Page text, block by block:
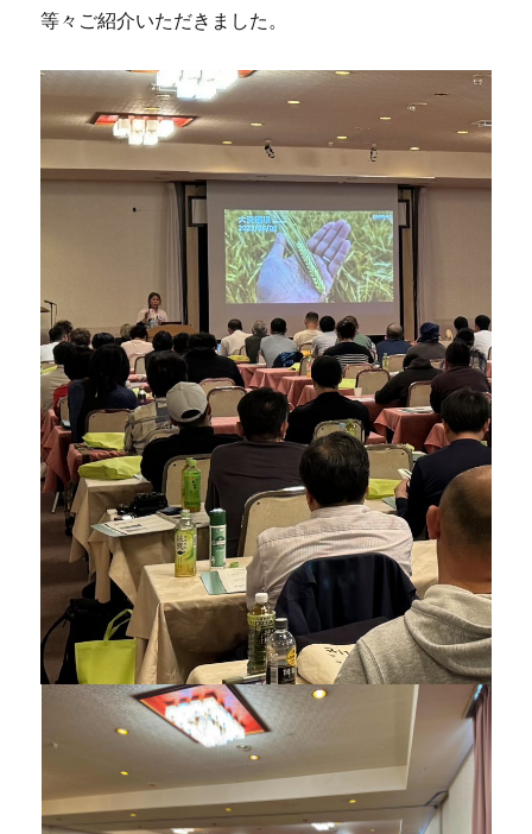
等々ご紹介いただきました。